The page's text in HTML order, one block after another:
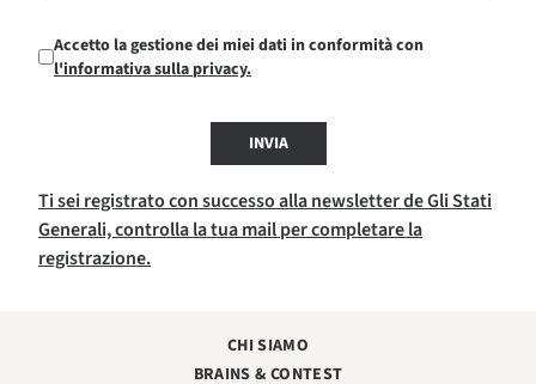
Accetto la gestione dei miei dati in conformità con
l'informativa sulla privacy.
INVIA
Ti sei registrato con successo alla newsletter de Gli Stati
Generali, controlla la tua mail per completare la
registrazione.
CHI SIAMO
BRAINS & CONTEST